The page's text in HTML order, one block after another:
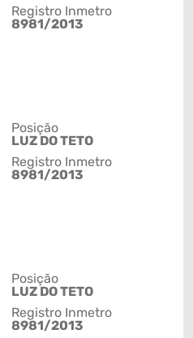
Registro Inmetro
8981/2013
Posição
LUZ DO TETO
Registro Inmetro
8981/2013
Posição
LUZ DO TETO
Registro Inmetro
8981/2013